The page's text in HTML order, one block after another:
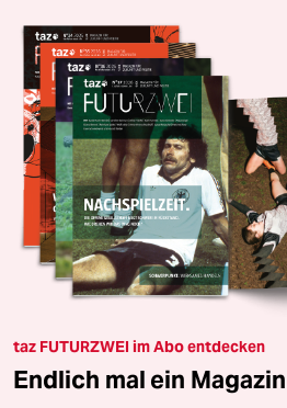
taz FUTURZWEI im Abo entdecken
Endlich mal ein